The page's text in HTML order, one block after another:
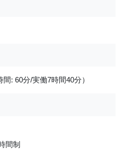
: 60分/実働7時間40分）
間制